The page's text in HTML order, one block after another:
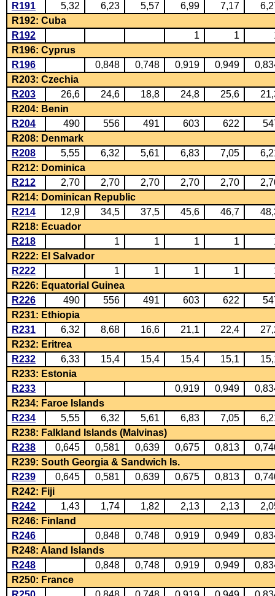
R191
5,32 6,23 5,57 6,99 7,17
R192: Cuba
R192
1 1
R196: Cyprus
R196
0,848 0,748 0,919 0,949
R203: Czechia
R203
26,6 24,6 18,8 24,8 25,6
R204: Benin
R204
490 556 491 603 622
R208: Denmark
R208
5,55 6,32 5,61 6,83 7,05
R212: Dominica
R212
2,70 2,70 2,70 2,70 2,70
R214: Dominican Republic
R214
12,9 34,5 37,5 45,6 46,7
R218: Ecuador
R218
1 1 1 1
R222: El Salvador
R222
1 1 1 1
R226: Equatorial Guinea
R226
490 556 491 603 622
R231: Ethiopia
R231
6,32 8,68 16,6 21,1 22,4
R232: Eritrea
R232
6,33 15,4 15,4 15,4 15,1
R233: Estonia
R233
0,919 0,949
R234: Faroe Islands
R234
5,55 6,32 5,61 6,83 7,05
R238: Falkland Islands (Malvinas)
R238
0,645 0,581 0,639 0,675 0,813
R239: South Georgia & Sandwich Is.
R239
0,645 0,581 0,639 0,675 0,813
R242: Fiji
R242
1,43 1,74 1,82 2,13 2,13
R246: Finland
R246
0,848 0,748 0,919 0,949
R248: Aland Islands
R248
0,848 0,748 0,919 0,949
R250: France